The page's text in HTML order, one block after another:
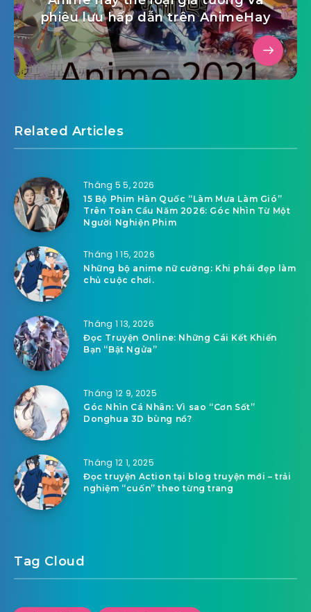
phiêu lưu hấp dẫn trên AnimeHay
Related Articles
Tháng 5 5, 2026
15 Bộ Phim Hàn Quốc “Làm Mưa Làm Gió”
Trên Toàn Cầu Năm 2026: Góc Nhìn Từ Một
Người Nghiện Phim
Tháng 1 15, 2026
Những bộ anime nữ cường: Khi phái đẹp làm
chủ cuộc chơi.
Tháng 1 13, 2026
Đọc Truyện Online: Những Cái Kết Khiến
Bạn “Bật Ngửa”
Tháng 12 9, 2025
Góc Nhìn Cá Nhân: Vì sao “Cơn Sốt”
Donghua 3D bùng nổ?
Tháng 12 1, 2025
Đọc truyện Action tại blog truyện mới – trải
nghiệm “cuốn” theo từng trang
Tag Cloud